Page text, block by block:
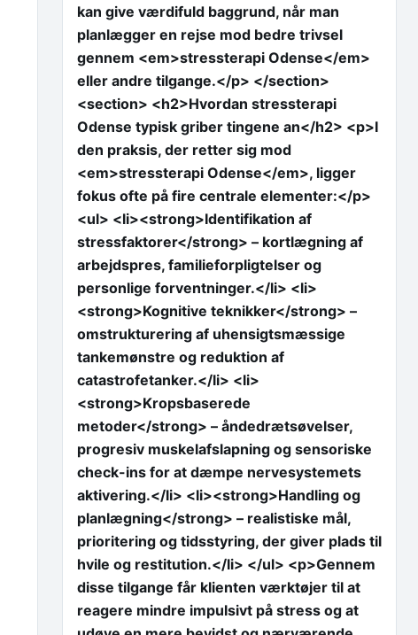
kan give værdifuld baggrund, når man
planlægger en rejse mod bedre trivsel
gennem <em>stressterapi Odense</em>
eller andre tilgange.</p> </section>
<section> <h2>Hvordan stressterapi
Odense typisk griber tingene an</h2> <p>I
den praksis, der retter sig mod
<em>stressterapi Odense</em>, ligger
fokus ofte på fire centrale elementer:</p>
<ul> <li><strong>Identifikation af
stressfaktorer</strong> – kortlægning af
arbejdspres, familieforpligtelser og
personlige forventninger.</li> <li>
<strong>Kognitive teknikker</strong> –
omstrukturering af uhensigtsmæssige
tankemønstre og reduktion af
catastrofetanker.</li> <li>
<strong>Kropsbaserede
metoder</strong> – åndedrætsøvelser,
progresiv muskelafslapning og sensoriske
check-ins for at dæmpe nervesystemets
aktivering.</li> <li><strong>Handling og
planlægning</strong> – realistiske mål,
prioritering og tidsstyring, der giver plads til
hvile og restitution.</li> </ul> <p>Gennem
disse tilgange får klienten værktøjer til at
reagere mindre impulsivt på stress og at